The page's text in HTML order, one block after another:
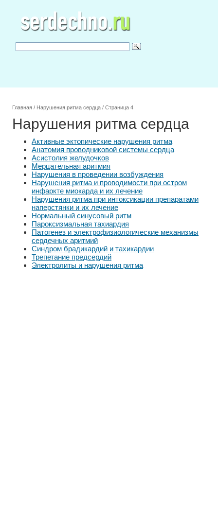
Главная / Нарушения ритма сердца / Страница 4
Нарушения ритма сердца
Активные эктопические нарушения ритма
Анатомия проводниковой системы сердца
Асистолия желудочков
Мерцательная аритмия
Нарушения в проведении возбуждения
Нарушения ритма и проводимости при остром
инфаркте миокарда и их лечение
Нарушения ритма при интоксикации препаратами
наперстянки и их лечение
Нормальный синусовый ритм
Пароксизмальная тахиардия
Патогенез и электрофизиологические механизмы
сердечных аритмий
Синдром брадикардий и тахикардии
Трепетание предсердий
Электролиты и нарушения ритма